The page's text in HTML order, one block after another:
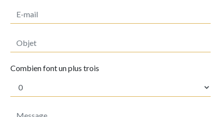
Combien font un plus trois